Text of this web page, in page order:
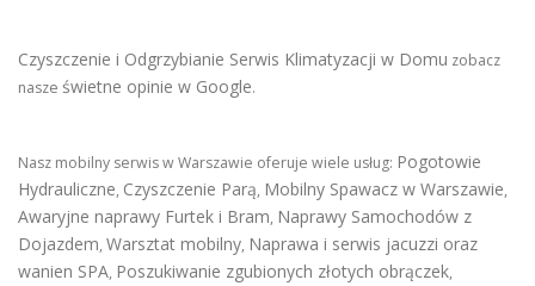
Czyszczenie i Odgrzybianie Serwis Klimatyzacji w Domu zobacz
nasze świetne opinie w Google.
Nasz mobilny serwis w Warszawie oferuje wiele usług: Pogotowie
Hydrauliczne, Czyszczenie Parą, Mobilny Spawacz w Warszawie,
Awaryjne naprawy Furtek i Bram, Naprawy Samochodów z
Dojazdem, Warsztat mobilny, Naprawa i serwis jacuzzi oraz
wanien SPA, Poszukiwanie zgubionych złotych obrączek,